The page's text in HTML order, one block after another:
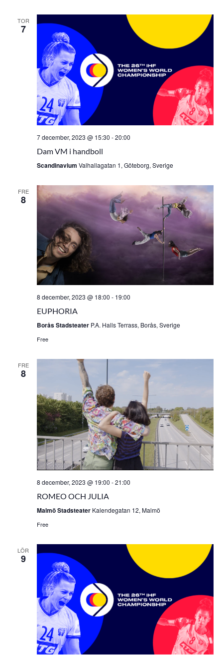
TOR
7
7 december, 2023 @ 15:30 -20:00
Dam VM i handboll
Scandinavium Valhallagatan 1, Göteborg, Sverige
FRE
8
8 december, 2023 @ 18:00 - 19:00
EUPHORIA
Borås Stadsteater P.A. Halls Terrass, Borås, Sverige
Free
FRE
8
8 december, 2023 @ 19:00 -21:00
ROMEO OCH JULIA
Malmö Stadsteater Kalendegatan 12, Malmö
Free
LÖR
9